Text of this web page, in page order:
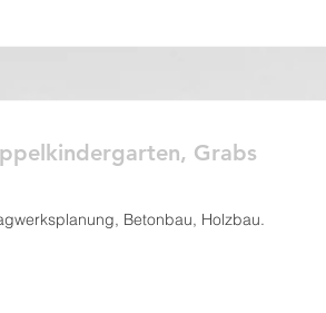
Grabs
Betonbau, Holzbau.